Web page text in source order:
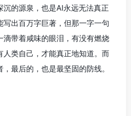
的源泉，也是AI永远无法真正
出百万字巨著，但那一字一句
滴带着咸味的眼泪，有没有燃烧
人类自己，才能真正地知道。而
最后的，也是最坚固的防线。